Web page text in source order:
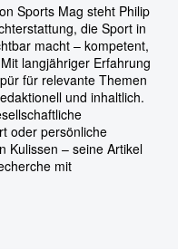
Sports Mag steht Philip
die Sport in
macht – kompetent,
langjähriger Erfahrung
für relevante Themen
und inhaltlich.
oder persönliche
Kulissen – seine Artikel
mit